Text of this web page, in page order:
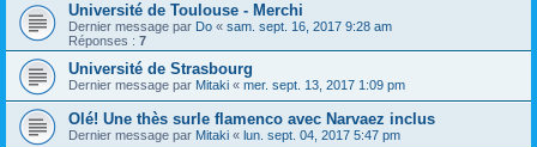
Université de Toulouse - Merchi
Dernier message par Do « sam. sept. 16, 2017 9:28 am
Réponses : 7
Université de Strasbourg
Dernier message par Mitaki « mer. sept. 13, 2017 1:09 pm
Olé! Une thès surle flamenco avec Narvaez inclus
Dernier message par Mitaki « lun. sept. 04, 2017 5:47 pm